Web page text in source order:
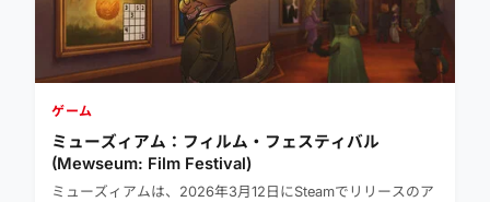
ゲーム
ミューズィアム：フィルム・フェスティバル
(Mewseum: Film Festival)
ミューズィアムは、2026年3月12日にSteamでリリースのア